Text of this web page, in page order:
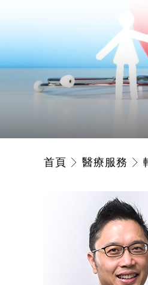
首頁 醫療服務